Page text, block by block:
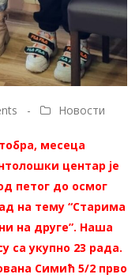
- Новости
месеца
центар је
петог до осмог
на тему “Старима
на друге”. Наша
са укупно 23 рада.
Симић 5/2 прво